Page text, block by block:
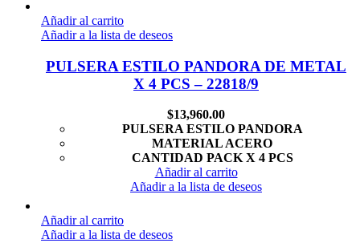
Añadir al carrito
Añadir a la lista de deseos
PULSERA ESTILO PANDORA DE METAL
X 4 PCS – 22818/9
$13,960.00
PULSERA ESTILO PANDORA
MATERIAL ACERO
CANTIDAD PACK X 4 PCS
Añadir al carrito
Añadir a la lista de deseos
Añadir al carrito
Añadir a la lista de deseos